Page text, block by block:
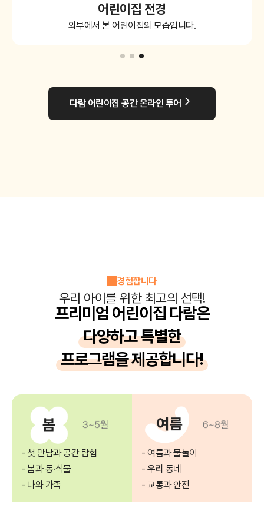
어린이집 전경
외부에서 본 어린이집의 모습입니다.
다람 어린이집 공간 온라인 투어
경험합니다
우리 아이를 위한 최고의 선택!
프리미엄 어린이집 다람은
다양하고 특별한
프로그램을 제공합니다!
- 첫 만남과 공간 탐험
- 봄과 동·식물
- 나와 가족
- 여름과 물놀이
- 우리 동네
- 교통과 안전